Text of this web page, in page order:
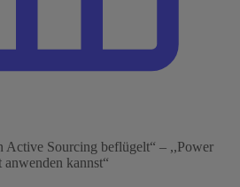
Active Sourcing beflügelt“ – ,,Power
kannst“